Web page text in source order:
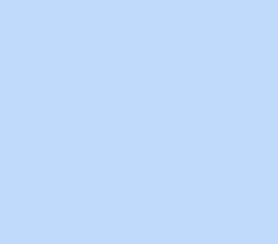
Terre
les Jeunes Titans